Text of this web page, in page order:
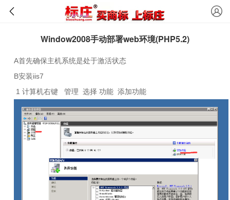
Window2008手动部署web环境(PHP5.2)
A首先确保主机系统是处于激活状态
B安装iis7
1 计算机右键 管理 选择 功能 添加功能